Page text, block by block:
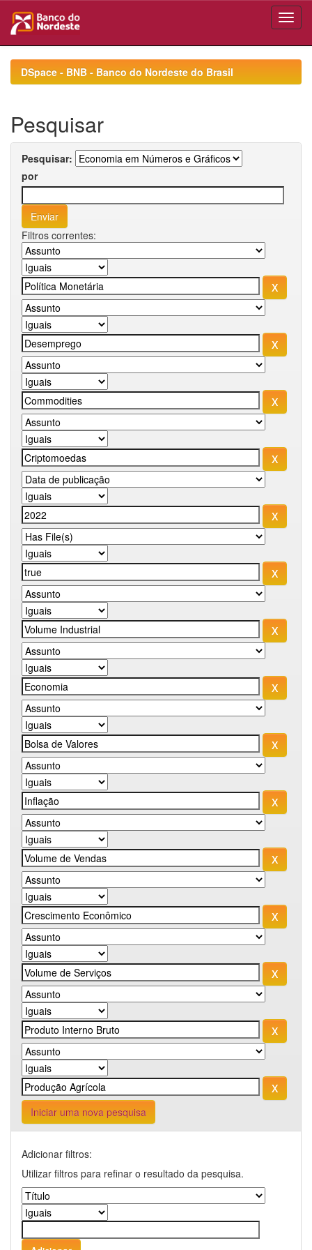
navigationDSpace - BNB - Banco do Nordeste do Brasil
Pesquisar
Pesquisar:
por
Filtros correntes:
Iniciar uma nova pesquisa
Adicionar filtros:
Utilizar filtros para refinar o resultado da pesquisa.